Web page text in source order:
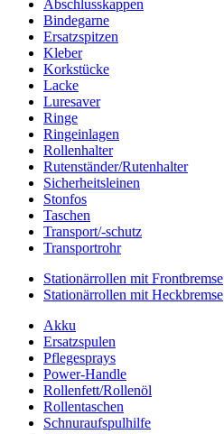
Abschlusskappen
Bindegarne
Ersatzspitzen
Kleber
Korkstücke
Lacke
Luresaver
Ringe
Ringeinlagen
Rollenhalter
Rutenständer/Rutenhalter
Sicherheitsleinen
Stonfos
Taschen
Transport/-schutz
Transportrohr
Stationärrollen mit Frontbremse
Stationärrollen mit Heckbremse
Akku
Ersatzspulen
Pflegesprays
Power-Handle
Rollenfett/Rollenöl
Rollentaschen
Schnuraufspulhilfe